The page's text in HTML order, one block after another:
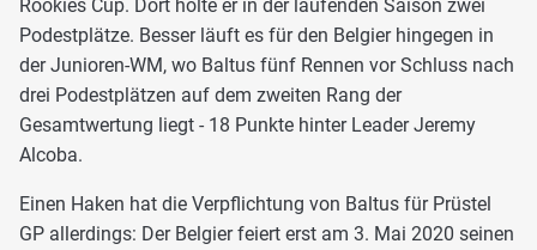
Rookies Cup. Dort holte er in der laufenden Saison zwei
Podestplätze. Besser läuft es für den Belgier hingegen in
der Junioren-WM, wo Baltus fünf Rennen vor Schluss nach
drei Podestplätzen auf dem zweiten Rang der
Gesamtwertung liegt - 18 Punkte hinter Leader Jeremy
Alcoba.
Einen Haken hat die Verpflichtung von Baltus für Prüstel
GP allerdings: Der Belgier feiert erst am 3. Mai 2020 seinen